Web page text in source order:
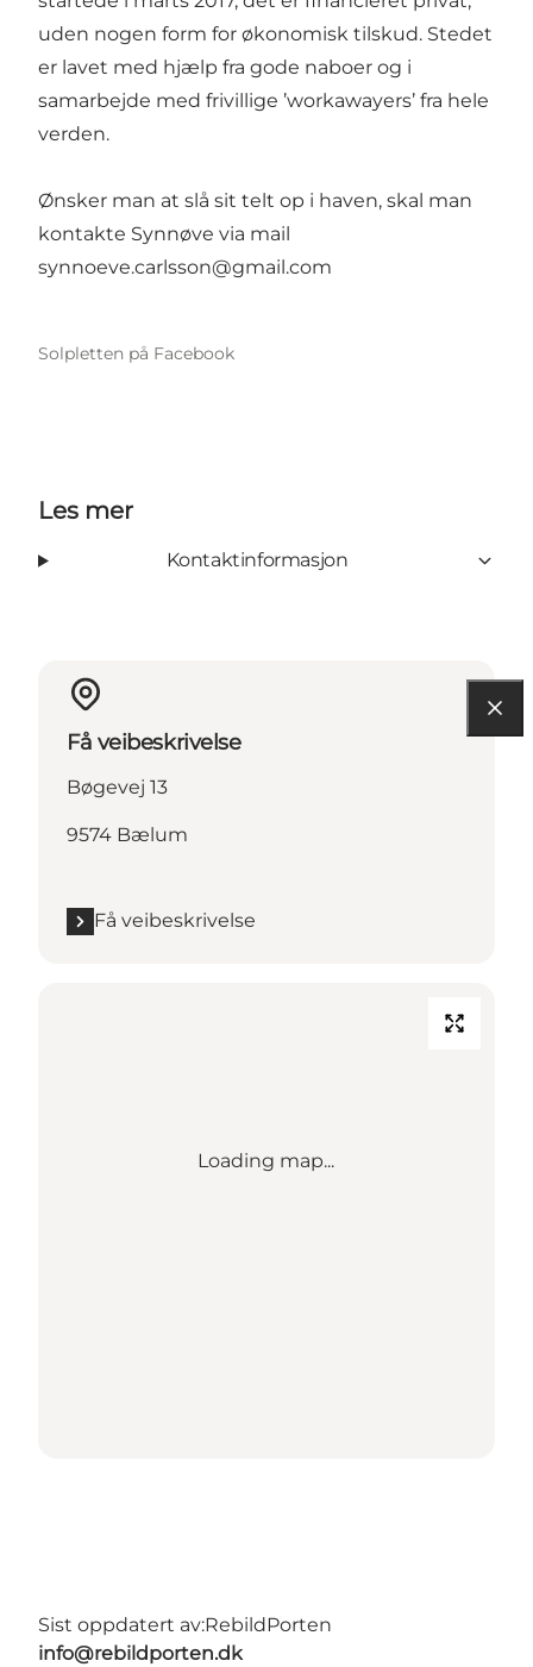
uden nogen form for økonomisk tilskud. Stedet
er lavet med hjælp fra gode naboer og i
samarbejde med frivillige ’workawayers’ fra hele
verden.
Ønsker man at slå sit telt op i haven, skal man
kontakte Synnøve via mail
synnoeve.carlsson@gmail.com
Solpletten på Facebook
Les mer
Kontaktinformasjon
Få veibeskrivelse
Bøgevej 13
9574 Bælum
Få veibeskrivelse
Loading map...
Sist oppdatert av:RebildPorten
info@rebildporten.dk